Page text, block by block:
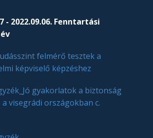
- 2022.09.06. Fenntartási
felmérő tesztek a
képviselő képzéshez
gyakorlatok a biztonság
visegrádi országokban c.